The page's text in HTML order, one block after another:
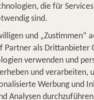
Mietwagen
die für
sind.
und „Zustimmen“
Partner als Drittanbieter
verwenden und
und verarbeiten,
Werbung und
Analysen